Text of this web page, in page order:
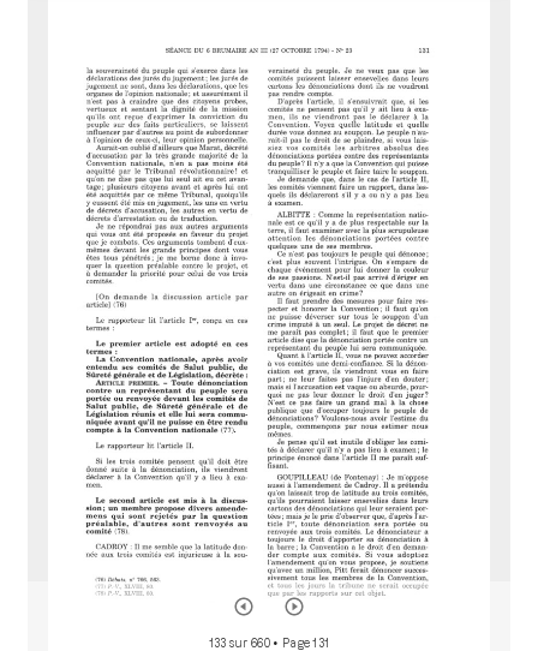
133 sur 660 • Page 131